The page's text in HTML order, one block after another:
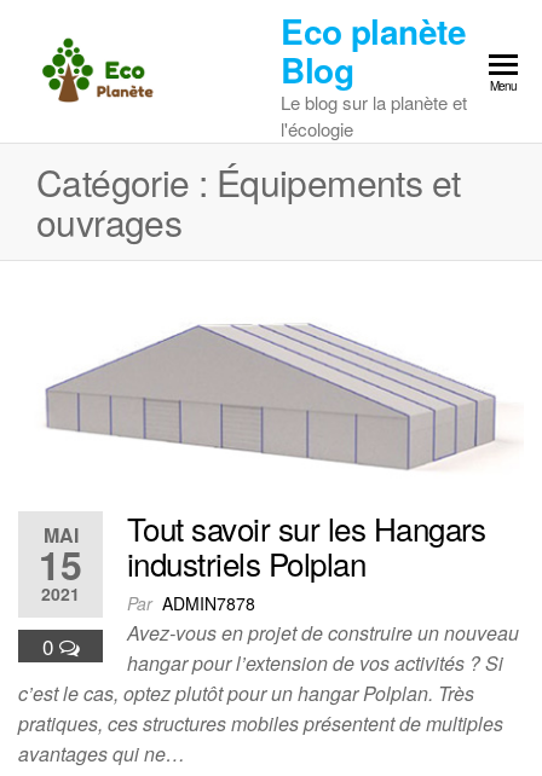
content
Eco planète
Blog
Le blog sur la planète et
l'écologie
Menu
Catégorie : Équipements et
ouvrages
MAI
15
2021
0
Tout savoir sur les Hangars
industriels Polplan
Par ADMIN7878
Avez-vous en projet de construire un nouveau
hangar pour l’extension de vos activités ? Si
c’est le cas, optez plutôt pour un hangar Polplan. Très
pratiques, ces structures mobiles présentent de multiples
avantages qui ne…